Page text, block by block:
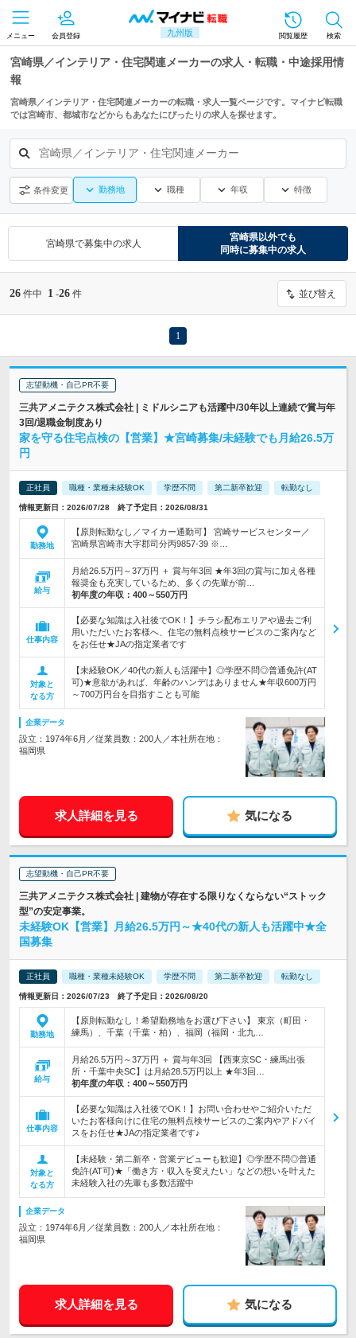
九州版
メニュー 会員登録 閲覧履歴 検索
宮崎県／インテリア・住宅関連メーカーの求人・転職・中途採用情
報
宮崎県／インテリア・住宅関連メーカーの転職・求人一覧ページです。マイナビ転職
では宮崎市、都城市などからもあなたにぴったりの求人を探せます。
宮崎県／インテリア・住宅関連メーカー
条件変更 勤務地 職種 年収 特徴
宮崎県で募集中の求人
宮崎県以外でも
同時に募集中の求人
26 件中 1 -26 件 並び替え
1
志望動機・自己PR不要
三共アメニテクス株式会社 | ミドルシニアも活躍中/30年以上連続で賞与年
3回/退職金制度あり
家を守る住宅点検の【営業】★宮崎募集/未経験でも月給26.5万
円
正社員 職種・業種未経験OK 学歴不問 第二新卒歓迎 転勤なし
情報更新日：2026/07/28 終了予定日：2026/08/31
勤務地
【原則転勤なし／マイカー通勤可】 宮崎サービスセンター／
宮崎県宮崎市大字郡司分丙9857-39 ※…
給与
月給26.5万円～37万円 ＋ 賞与年3回 ★年3回の賞与に加え各種
報奨金も充実しているため、多くの先輩が前…
初年度の年収： 400～550万円
仕事内容
【必要な知識は入社後でOK！】チラシ配布エリアや過去ご利
用いただいたお客様へ、住宅の無料点検サービスのご案内など
をお任せ★JAの指定業者です
対象と
なる方
【未経験OK／40代の新人も活躍中】◎学歴不問◎普通免許(AT
可)★意欲があれば、年齢のハンデはありません★年収600万円
～700万円台を目指すことも可能
企業データ
設立：1974年6月／従業員数：200人／本社所在地：
福岡県
求人詳細を見る 気になる
志望動機・自己PR不要
三共アメニテクス株式会社 | 建物が存在する限りなくならない“ストック
型”の安定事業。
未経験OK【営業】月給26.5万円～★40代の新人も活躍中★全
国募集
正社員 職種・業種未経験OK 学歴不問 第二新卒歓迎 転勤なし
情報更新日：2026/07/23 終了予定日：2026/08/20
勤務地
【原則転勤なし！希望勤務地をお選び下さい】 東京（町田・
練馬）、千葉（千葉・柏）、福岡（福岡・北九…
給与
月給26.5万円～37万円 ＋ 賞与年3回 【西東京SC・練馬出張
所・千葉中央SC】は月給28.5万円以上 ★年3回…
初年度の年収： 400～550万円
仕事内容
【必要な知識は入社後でOK！】お問い合わせやご紹介いただ
いたお客様向けに住宅の無料点検サービスのご案内やアドバイ
スをお任せ★JAの指定業者です♪
対象と
なる方
【未経験・第二新卒・営業デビューも歓迎】◎学歴不問◎普通
免許(AT可)★「働き方・収入を変えたい」などの想いを叶えた
未経験入社の先輩も多数活躍中
企業データ
設立：1974年6月／従業員数：200人／本社所在地：
福岡県
求人詳細を見る 気になる